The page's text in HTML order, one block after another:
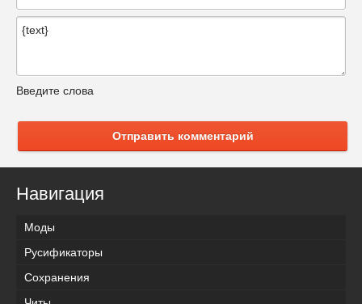
Введите слова
Отправить комментарий
Навигация
Моды
Русификаторы
Сохранения